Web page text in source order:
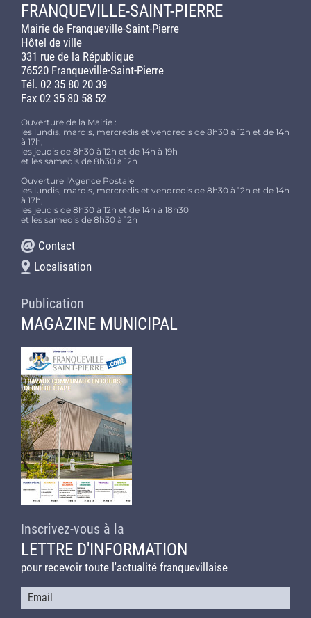
FRANQUEVILLE-SAINT-PIERRE
Mairie de Franqueville-Saint-Pierre
Hôtel de ville
331 rue de la République
76520 Franqueville-Saint-Pierre
Tél. 02 35 80 20 39
Fax 02 35 80 58 52
Ouverture de la Mairie :
les lundis, mardis, mercredis et vendredis de 8h30 à 12h et de 14h
à 17h,
les jeudis de 8h30 à 12h et de 14h à 19h
et les samedis de 8h30 à 12h
Ouverture l'Agence Postale
les lundis, mardis, mercredis et vendredis de 8h30 à 12h et de 14h
à 17h,
les jeudis de 8h30 à 12h et de 14h à 18h30
et les samedis de 8h30 à 12h
Contact
Localisation
Publication
MAGAZINE MUNICIPAL
Inscrivez-vous à la
LETTRE D'INFORMATION
pour recevoir toute l'actualité franquevillaise
Courriel